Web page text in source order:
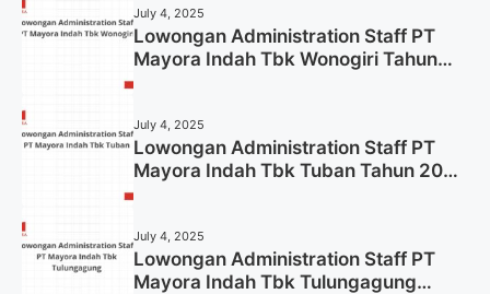
July 4, 2025
Lowongan Administration Staff PT
Mayora Indah Tbk Wonogiri Tahun
July 4, 2025
Lowongan Administration Staff PT
Mayora Indah Tbk Tuban Tahun 2025
July 4, 2025
Lowongan Administration Staff PT
Mayora Indah Tbk Tulungagung